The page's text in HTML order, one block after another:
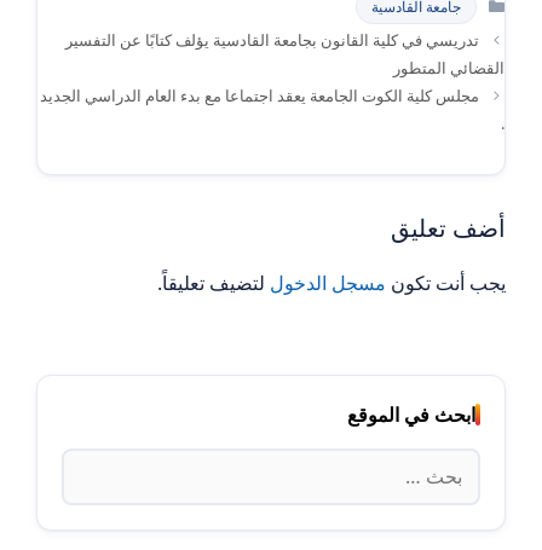
جامعة القادسية
تدريسي في كلية القانون بجامعة القادسية يؤلف كتابًا عن التفسير
القضائي المتطور
مجلس كلية الكوت الجامعة يعقد اجتماعا مع بدء العام الدراسي الجديد
.
أضف تعليق
يجب أنت تكون مسجل الدخول لتضيف تعليقاً.
ابحث في الموقع
البحث
عن: